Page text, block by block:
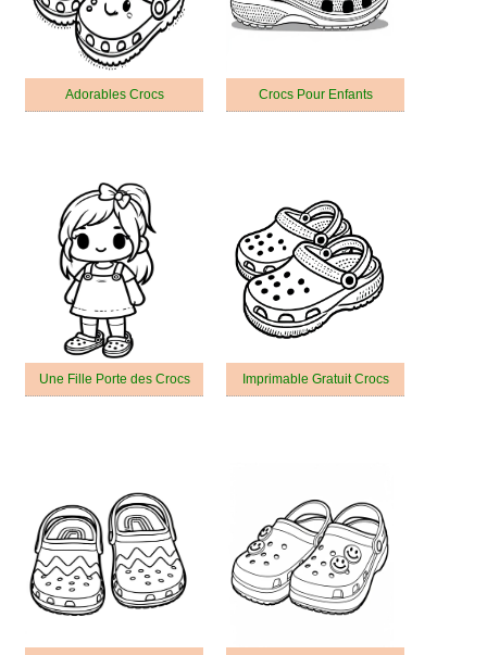
Adorables Crocs Crocs Pour Enfants
Une Fille Porte des Crocs Imprimable Gratuit Crocs